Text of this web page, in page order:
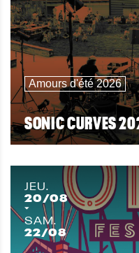
Amours d'été 2026
SONIC CURVES
JEU.
20/08
SAM.
22/08